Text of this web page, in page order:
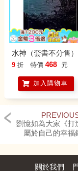
水神（套書不分售）
9 折 特價 468 元
加入購物車
劉憶如為大家《打
屬於自己的幸福
關於我們